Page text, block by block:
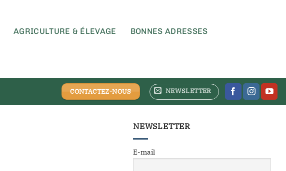
AGRICULTURE & ÉLEVAGE
BONNES ADRESSES
CONTACTEZ-NOUS NEWSLETTER
NEWSLETTER
E-mail